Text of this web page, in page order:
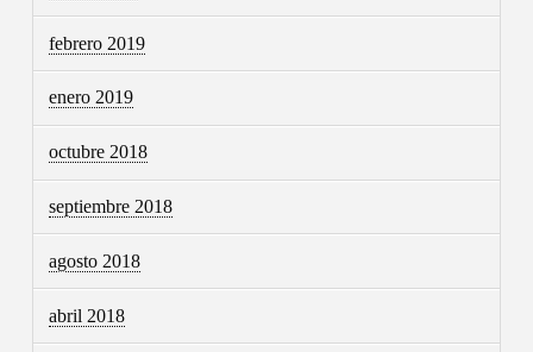
febrero 2019
enero 2019
octubre 2018
septiembre 2018
agosto 2018
abril 2018